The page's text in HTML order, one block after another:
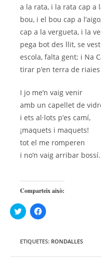
a la rata, i la rata cap a
bou, i el bou cap a
cap a la vergueta, i la
pega bot des llit, se
escola, falta gent; i Na
tirar p’en terra de
I jo me’n vaig venir
amb un capellet de
i ets al·lots p’es camí,
¡maquets i maquets!
tot el me romperen
i no’n vaig arribar bossí.
Comparteix això:
F
e
i
p
F
e
i
p
ETIQUETES: RONDALLES